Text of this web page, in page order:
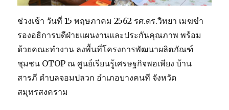
ช่วงเช้า วันที่ 15 พฤษภาคม 2562 รศ.ดร.วิทยา เมฆขำ
รองอธิการบดีฝ่ายแผนงานและประกันคุณภาพ พร้อม
ด้วยคณะทำงาน ลงพื้นที่โครงการพัฒนาผลิตภัณฑ์
ชุมชน OTOP ณ ศูนย์เรียนรู้เศรษฐกิจพอเพียง บ้าน
สารภี ตำบลจอมปลวก อำเภอบางคนที จังหวัด
สมุทรสงคราม